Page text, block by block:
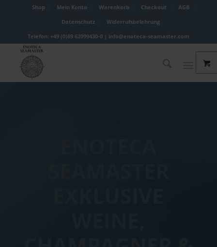
Shop Mein Konto Warenkorb Checkout
AGB
Datenschutz
Widerrufsbelehrung
Telefon: +49 (0)89 62099430-0 | info@enoteca-seamaster.com